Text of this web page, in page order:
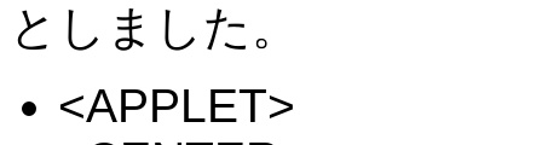
としました。
<APPLET>